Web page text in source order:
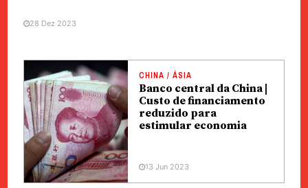
28 Dez 2023
CHINA / ÁSIA
Banco central da China |
Custo de financiamento
reduzido para
estimular economia
13 Jun 2023